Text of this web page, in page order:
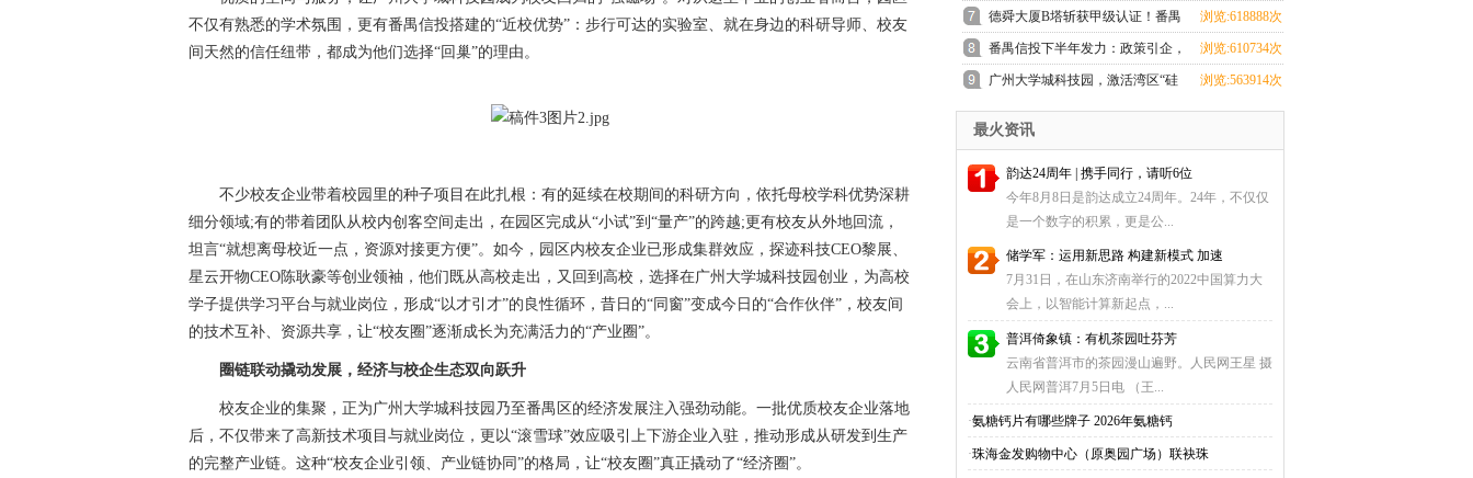
不仅有熟悉的学术氛围，更有番禺信投搭建的“近校优势”：步行可达的实验室、就在身边的科研导师、校友
间天然的信任纽带，都成为他们选择“回巢”的理由。
不少校友企业带着校园里的种子项目在此扎根：有的延续在校期间的科研方向，依托母校学科优势深耕
细分领域;有的带着团队从校内创客空间走出，在园区完成从“小试”到“量产”的跨越;更有校友从外地回流，
坦言“就想离母校近一点，资源对接更方便”。如今，园区内校友企业已形成集群效应，探迹科技CEO黎展、
星云开物CEO陈耿豪等创业领袖，他们既从高校走出，又回到高校，选择在广州大学城科技园创业，为高校
学子提供学习平台与就业岗位，形成“以才引才”的良性循环，昔日的“同窗”变成今日的“合作伙伴”，校友间
的技术互补、资源共享，让“校友圈”逐渐成长为充满活力的“产业圈”。
圈链联动撬动发展，经济与校企生态双向跃升
校友企业的集聚，正为广州大学城科技园乃至番禺区的经济发展注入强劲动能。一批优质校友企业落地
后，不仅带来了高新技术项目与就业岗位，更以“滚雪球”效应吸引上下游企业入驻，推动形成从研发到生产
的完整产业链。这种“校友企业引领、产业链协同”的格局，让“校友圈”真正撬动了“经济圈”。
贸腾飞之路
德舜大厦B塔斩获甲级认证！番禺
信投赋能湾区商务新高度
浏览:618888次
番禺信投下半年发力：政策引企，
科创赋能！
浏览:610734次
广州大学城科技园，激活湾区“硅
谷”动能
浏览:563914次
最火资讯
韵达24周年 | 携手同行，请听6位
今年8月8日是韵达成立24周年。24年，不仅仅
是一个数字的积累，更是公...
储学军：运用新思路 构建新模式 加速
7月31日，在山东济南举行的2022中国算力大
会上，以智能计算新起点，...
普洱倚象镇：有机茶园吐芬芳
云南省普洱市的茶园漫山遍野。人民网王星 摄
人民网普洱7月5日电 （王...
·氨糖钙片有哪些牌子 2026年氨糖钙
·珠海金发购物中心（原奥园广场）联袂珠